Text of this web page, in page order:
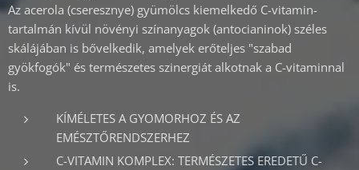
Az acerola (cseresznye) gyümölcs kiemelkedő C-vitamin-
tartalmán kívül növényi színanyagok (antocianinok) széles
skálájában is bővelkedik, amelyek erőteljes "szabad
gyökfogók" és természetes szinergiát alkotnak a C-vitaminnal
is.
KÍMÉLETES A GYOMORHOZ ÉS AZ
EMÉSZTŐRENDSZERHEZ
C-VITAMIN KOMPLEX: TERMÉSZETES EREDETŰ C-